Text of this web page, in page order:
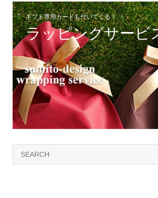
ギフト専用カードも付いてくる！
ラッピングサービ